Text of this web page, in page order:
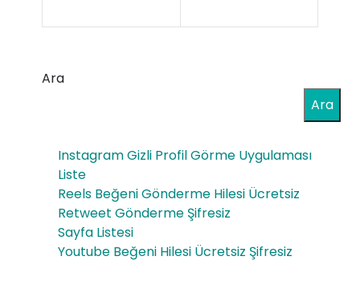
bet
Ara
Ara
Instagram Gizli Profil Görme Uygulaması
Liste
Reels Beğeni Gönderme Hilesi Ücretsiz
Retweet Gönderme Şifresiz
Sayfa Listesi
Youtube Beğeni Hilesi Ücretsiz Şifresiz